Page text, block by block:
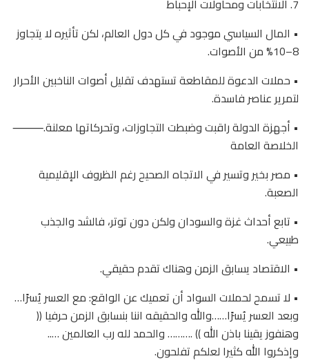
7. الانتخابات ومحاولات الإحباط
• المال السياسي موجود في كل دول العالم، لكن تأثيره لا يتجاوز
8–10% من الأصوات.
• حملات الدعوة للمقاطعة تستهدف تقليل أصوات الناخبين الأحرار
لتمرير عناصر فاسدة.
• أجهزة الدولة راقبت وضبطت التجاوزات، وتحركاتها معلنة.⸻
الخلاصة العامة
• مصر بخير وتسير في الاتجاه الصحيح رغم الظروف الإقليمية
الصعبة.
• تابع أحداث غزة والسودان ولكن دون توتر، فالشد والجذب
طبيعي.
• الاقتصاد يسابق الزمن وهناك تقدم حقيقي.
• لا تسمح لحملات السواد أن تعميك عن الواقع: مع العسر يُسرًا…
وبعد العسر يُسرًا……والله والحقيقه اننا بنسابق الزمن حرفيا ((
وهنفوز يقينا باذن الله )) .……… والحمد لله رب العالمين …..
وإذكروا الله كثيرا لعلكم تفلحون.